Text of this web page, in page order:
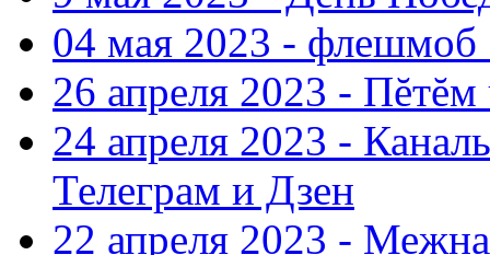
04 мая 2023 - флешмоб
26 апреля 2023 -
24 апреля 2023 -
Телеграм и Дзен
22 апреля 2023 -